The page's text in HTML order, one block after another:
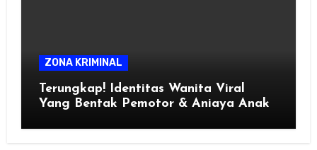
ZONA KRIMINAL
Terungkap! Identitas Wanita Viral
Yang Bentak Pemotor & Aniaya Anak